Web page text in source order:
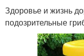
Здоровье и жизнь
подозрительные